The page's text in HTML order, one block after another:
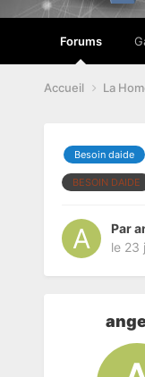
Forums
Accueil La
Besoin daide
BESOIN DAIDE
Par
le 23